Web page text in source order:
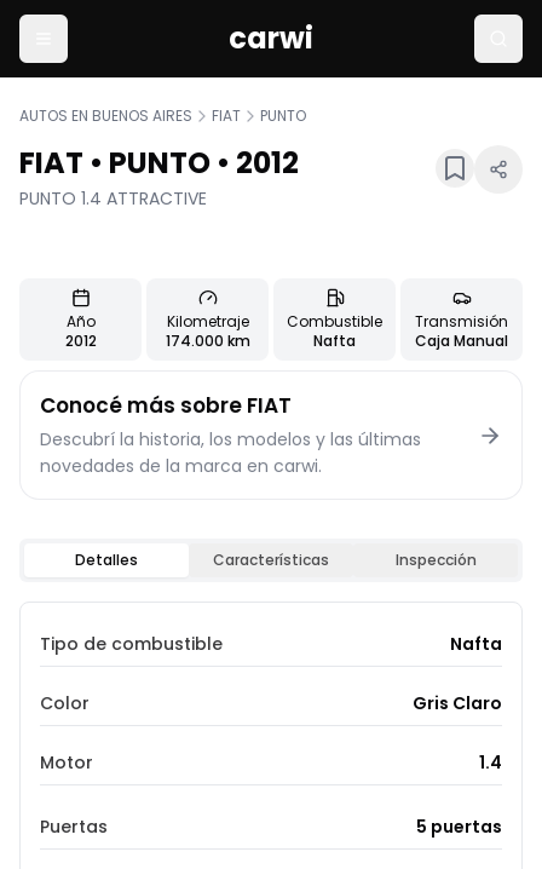
carwi
AUTOS EN BUENOS AIRES FIAT PUNTO
FIAT • PUNTO • 2012
PUNTO 1.4 ATTRACTIVE
Características principales del vehículo
Año
2012
Kilometraje
174.000 km
Combustible
Nafta
Transmisión
Caja Manual
Conocé más sobre FIAT
Descubrí la historia, los modelos y las últimas
novedades de la marca en carwi.
Detalles Características Inspección
Tipo de combustible Nafta
Color Gris Claro
Motor 1.4
Puertas 5 puertas